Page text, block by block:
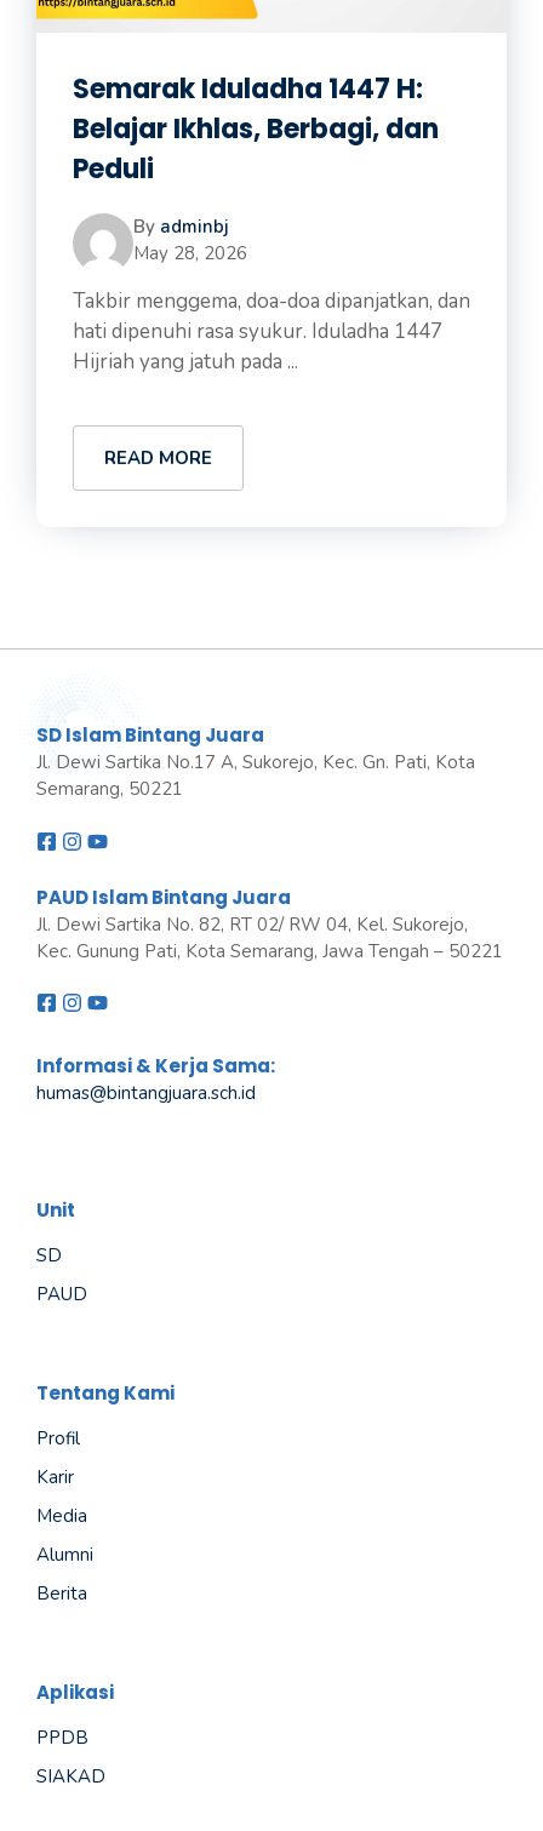
Semarak Iduladha 1447 H:
Belajar Ikhlas, Berbagi, dan
Peduli
By adminbj
May 28, 2026
Takbir menggema, doa-doa dipanjatkan, dan
hati dipenuhi rasa syukur. Iduladha 1447
Hijriah yang jatuh pada ...
READ MORE
SD Islam Bintang Juara
Jl. Dewi Sartika No.17 A, Sukorejo, Kec. Gn. Pati, Kota
Semarang, 50221
PAUD Islam Bintang Juara
Jl. Dewi Sartika No. 82, RT 02/ RW 04, Kel. Sukorejo,
Kec. Gunung Pati, Kota Semarang, Jawa Tengah – 50221
Informasi & Kerja Sama:
humas@bintangjuara.sch.id
Unit
SD
PAUD
Tentang Kami
Profil
Karir
Media
Alumni
Berita
Aplikasi
PPDB
SIAKAD